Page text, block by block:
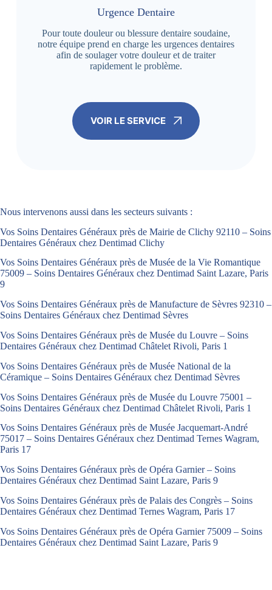
Urgence Dentaire
Pour toute douleur ou blessure dentaire soudaine,
notre équipe prend en charge les urgences dentaires
afin de soulager votre douleur et de traiter
rapidement le problème.
VOIR LE SERVICE
Nous intervenons aussi dans les secteurs suivants :
Vos Soins Dentaires Généraux près de Mairie de Clichy 92110 – Soins
Dentaires Généraux chez Dentimad Clichy
Vos Soins Dentaires Généraux près de Musée de la Vie Romantique
75009 – Soins Dentaires Généraux chez Dentimad Saint Lazare, Paris
9
Vos Soins Dentaires Généraux près de Manufacture de Sèvres 92310 –
Soins Dentaires Généraux chez Dentimad Sèvres
Vos Soins Dentaires Généraux près de Musée du Louvre – Soins
Dentaires Généraux chez Dentimad Châtelet Rivoli, Paris 1
Vos Soins Dentaires Généraux près de Musée National de la
Céramique – Soins Dentaires Généraux chez Dentimad Sèvres
Vos Soins Dentaires Généraux près de Musée du Louvre 75001 –
Soins Dentaires Généraux chez Dentimad Châtelet Rivoli, Paris 1
Vos Soins Dentaires Généraux près de Musée Jacquemart-André
75017 – Soins Dentaires Généraux chez Dentimad Ternes Wagram,
Paris 17
Vos Soins Dentaires Généraux près de Opéra Garnier – Soins
Dentaires Généraux chez Dentimad Saint Lazare, Paris 9
Vos Soins Dentaires Généraux près de Palais des Congrès – Soins
Dentaires Généraux chez Dentimad Ternes Wagram, Paris 17
Vos Soins Dentaires Généraux près de Opéra Garnier 75009 – Soins
Dentaires Généraux chez Dentimad Saint Lazare, Paris 9